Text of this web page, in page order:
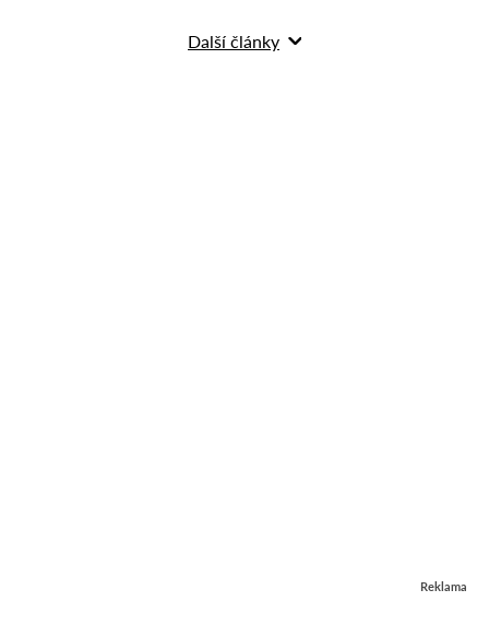
Další články
Reklama